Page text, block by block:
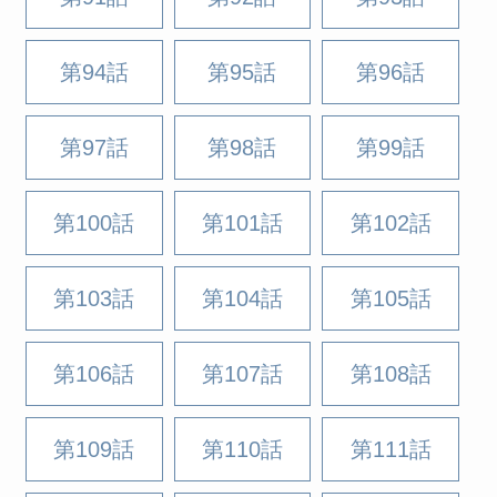
第94話 第95話 第96話
第97話 第98話 第99話
第100話 第101話 第102話
第103話 第104話 第105話
第106話 第107話 第108話
第109話 第110話 第111話